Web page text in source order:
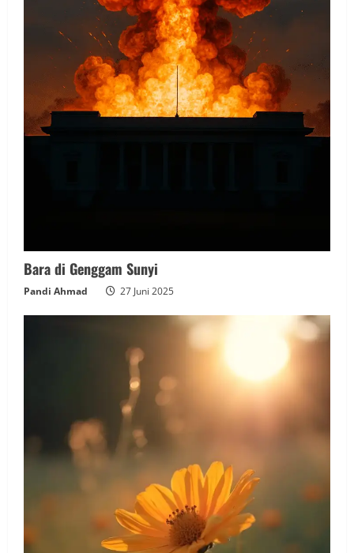
Bara di Genggam Sunyi
Pandi Ahmad 27 Juni 2025